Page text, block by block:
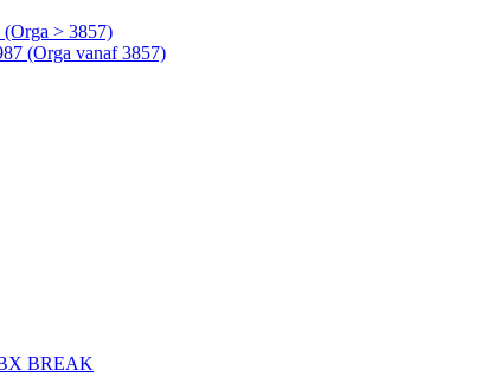
> 3857)
(Orga vanaf 3857)
BREAK